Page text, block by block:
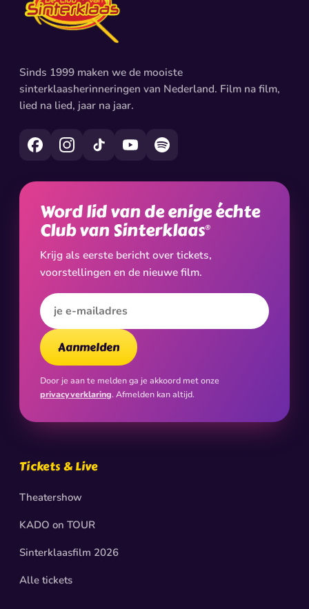
Sinds 1999 maken we de mooiste
sinterklaasherinneringen van Nederland. Film na film,
lied na lied, jaar na jaar.
Word lid van de enige échte
Club van Sinterklaas®
Krijg als eerste bericht over tickets,
voorstellingen en de nieuwe film.
E-mailadres
Aanmelden
Door je aan te melden ga je akkoord met onze
privacyverklaring. Afmelden kan altijd.
Tickets & Live
Theatershow
KADO on TOUR
Sinterklaasfilm 2026
Alle tickets